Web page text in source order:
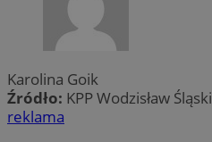
Karolina Goik
Źródło: KPP Wodzisław Śląski
reklama